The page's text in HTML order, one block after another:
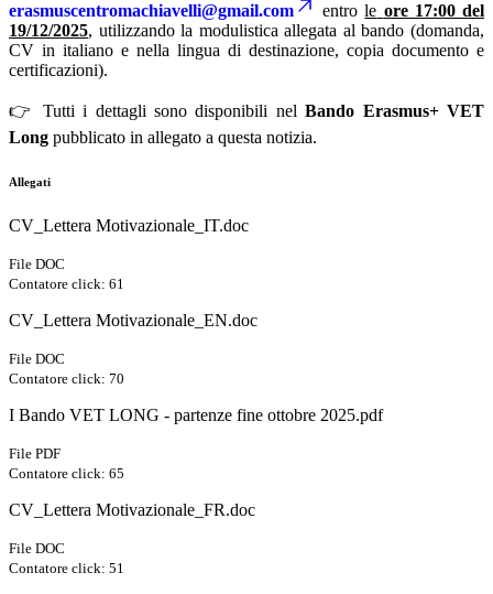
erasmuscentromachiavelli@gmail.com
entrole ore 17:00 del
19/12/2025, utilizzando la modulistica allegata al bando (domanda,
CV in italiano e nella lingua di destinazione, copia documento e
certificazioni).
👉 Tutti i dettagli sono disponibili nelBando Erasmus+ VET
Long pubblicato in allegato a questa notizia.
Allegati
CV_Lettera Motivazionale_IT.doc
File DOC
Contatore click: 61
CV_Lettera Motivazionale_EN.doc
File DOC
Contatore click: 70
I Bando VET LONG - partenze fine ottobre 2025.pdf
File PDF
Contatore click: 65
CV_Lettera Motivazionale_FR.doc
File DOC
Contatore click: 51